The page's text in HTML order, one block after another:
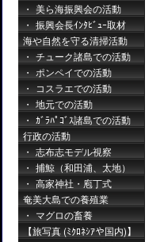
美ら海振興会の活動
振興会長ｲﾝﾀﾋﾞｭｰ取材
海や自然を守る清掃活動
チューク諸島での活動
ポンペイでの活動
コスラエでの活動
地元での活動
ｶﾞﾗﾊﾟｺﾞｽ諸島での活動
行政の活動
志布志モデル視察
捕鯨（和田浦、太地）
高家神社・庖丁式
奄美大島での養殖業
マグロの畜養
【旅写真 (ﾐｸﾛﾈｼｱや国内)】